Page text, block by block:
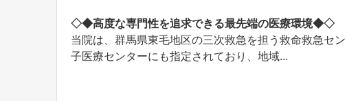
◇◆高度な専門性を追求できる最先端の医療環境◆◇
当院は、群馬県東毛地区の三次救急を担う救命救急セ
子医療センターにも指定されており、地域...